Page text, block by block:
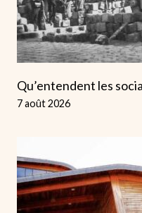
Qu’entendent les
7 août 2026